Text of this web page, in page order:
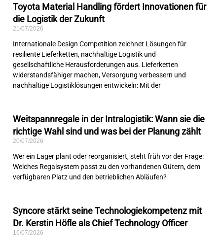
Toyota Material Handling fördert Innovationen für
die Logistik der Zukunft
21/07/2026
Internationale Design Competition zeichnet Lösungen für
resiliente Lieferketten, nachhaltige Logistik und
gesellschaftliche Herausforderungen aus. Lieferketten
widerstandsfähiger machen, Versorgung verbessern und
nachhaltige Logistiklösungen entwickeln: Mit der
Weitspannregale in der Intralogistik: Wann sie die
richtige Wahl sind und was bei der Planung zählt
20/07/2026
Wer ein Lager plant oder reorganisiert, steht früh vor der Frage:
Welches Regalsystem passt zu den vorhandenen Gütern, dem
verfügbaren Platz und den betrieblichen Abläufen?
Syncore stärkt seine Technologiekompetenz mit
Dr. Kerstin Höfle als Chief Technology Officer
16/07/2026